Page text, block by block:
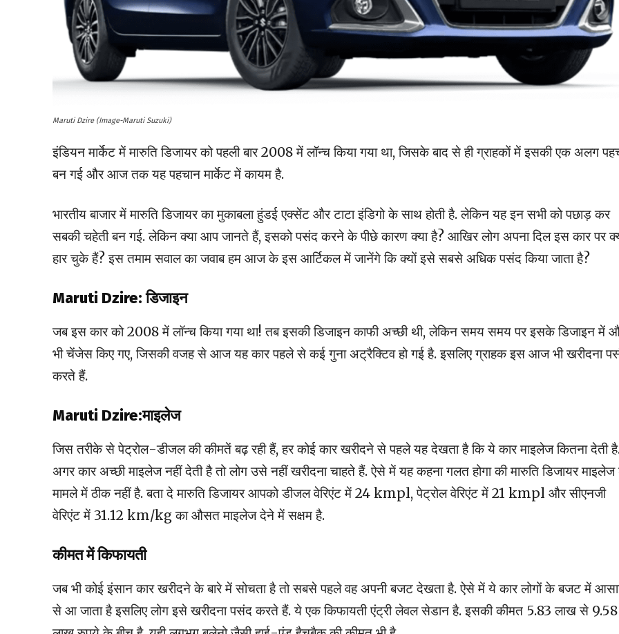
Maruti Dzire (Image-Maruti Suzuki)
इंडियन मार्केट में मारुति डिजायर को पहली बार 2008 में लॉन्च किया गया था, जिसके बाद से ही ग्राहकों में इसकी एक अलग
बन गई और आज तक यह पहचान मार्केट में कायम है.
भारतीय बाजार में मारुति डिजायर का मुकाबला हुंडई एक्सेंट और टाटा इंडिगो के साथ होती है. लेकिन यह इन सभी को पछाड़ कर
सबकी चहेती बन गई. लेकिन क्या आप जानते हैं, इसको पसंद करने के पीछे कारण क्या है? आखिर लोग अपना दिल इस कार पर
हार चुके हैं? इस तमाम सवाल का जवाब हम आज के इस आर्टिकल में जानेंगे कि क्यों इसे सबसे अधिक पसंद किया जाता है?
Maruti Dzire: डिजाइन
जब इस कार को 2008 में लॉन्च किया गया था! तब इसकी डिजाइन काफी अच्छी थी, लेकिन समय समय पर इसके डिजाइन में
भी चेंजेस किए गए, जिसकी वजह से आज यह कार पहले से कई गुना अट्रैक्टिव हो गई है. इसलिए ग्राहक इस आज भी खरीदना
करते हैं.
Maruti Dzire:माइलेज
जिस तरीके से पेट्रोल-डीजल की कीमतें बढ़ रही हैं, हर कोई कार खरीदने से पहले यह देखता है कि ये कार माइलेज कितना देती
अगर कार अच्छी माइलेज नहीं देती है तो लोग उसे नहीं खरीदना चाहते हैं. ऐसे में यह कहना गलत होगा की मारुति डिजायर
मामले में ठीक नहीं है. बता दे मारुति डिजायर आपको डीजल वेरिएंट में 24 kmpl, पेट्रोल वेरिएंट में 21 kmpl और सीएनजी
वेरिएंट में 31.12 km/kg का औसत माइलेज देने में सक्षम है.
कीमत में किफायती
जब भी कोई इंसान कार खरीदने के बारे में सोचता है तो सबसे पहले वह अपनी बजट देखता है. ऐसे में ये कार लोगों के बजट में
से आ जाता है इसलिए लोग इसे खरीदना पसंद करते हैं. ये एक किफायती एंट्री लेवल सेडान है. इसकी कीमत 5.83 लाख से 9.58